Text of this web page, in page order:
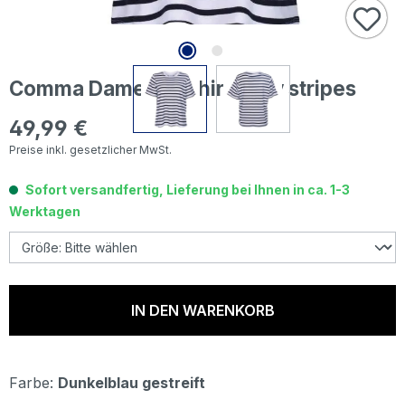
Comma Damen T-Shirt navy stripes
Regulärer Preis:
49,99 €
Preise inkl. gesetzlicher MwSt.
Sofort versandfertig, Lieferung bei Ihnen in ca. 1-3
Werktagen
IN DEN WARENKORB
Farbe: Dunkelblau gestreift